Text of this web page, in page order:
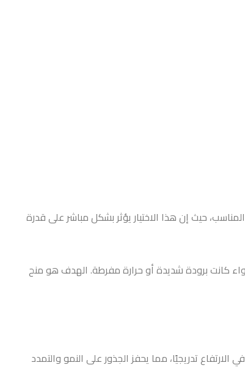
المناسب، حيث إن هذا الاختيار يؤثر بشكل مباشر على قدرة
كانت برودة شديدة أو حرارة مفرطة. الهدف هو منح
تدريجيًا، مما يحفز الجذور على النمو والتمدد